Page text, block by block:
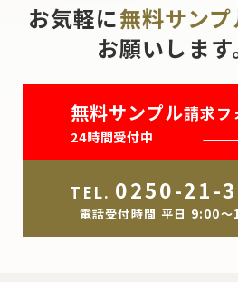
お気軽に無料サン
お願いします
無料サンプル請求フ
24時間受付中
TEL. 0250-21-
電話受付時間 平日 9:00